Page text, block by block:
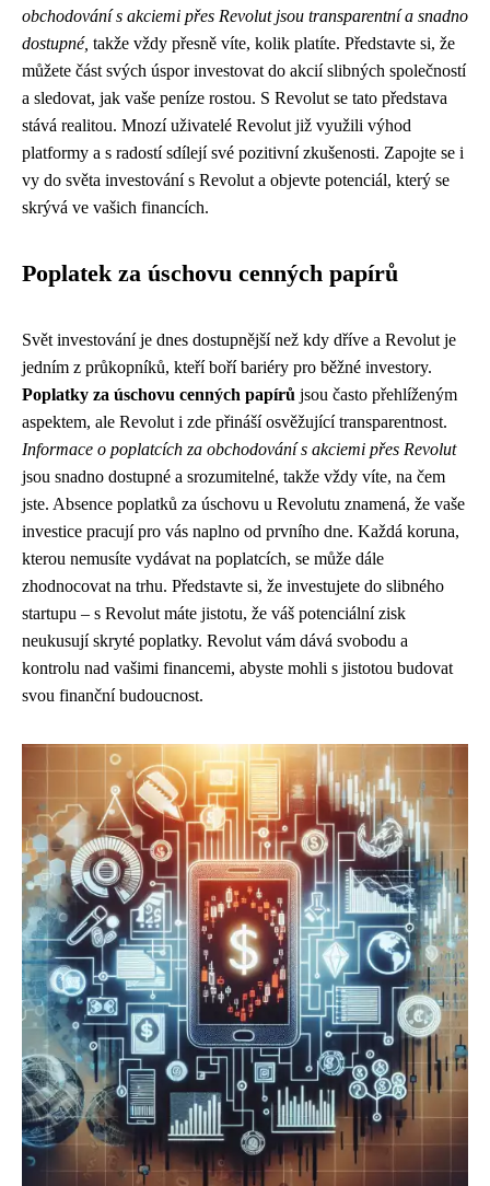
obchodování s akciemi přes Revolut jsou transparentní a snadno
dostupné, takže vždy přesně víte, kolik platíte. Představte si, že
můžete část svých úspor investovat do akcií slibných společností
a sledovat, jak vaše peníze rostou. S Revolut se tato představa
stává realitou. Mnozí uživatelé Revolut již využili výhod
platformy a s radostí sdílejí své pozitivní zkušenosti. Zapojte se i
vy do světa investování s Revolut a objevte potenciál, který se
skrývá ve vašich financích.
Poplatek za úschovu cenných papírů
Svět investování je dnes dostupnější než kdy dříve a Revolut je
jedním z průkopníků, kteří boří bariéry pro běžné investory.
Poplatky za úschovu cenných papírů jsou často přehlíženým
aspektem, ale Revolut i zde přináší osvěžující transparentnost.
Informace o poplatcích za obchodování s akciemi přes Revolut
jsou snadno dostupné a srozumitelné, takže vždy víte, na čem
jste. Absence poplatků za úschovu u Revolutu znamená, že vaše
investice pracují pro vás naplno od prvního dne. Každá koruna,
kterou nemusíte vydávat na poplatcích, se může dále
zhodnocovat na trhu. Představte si, že investujete do slibného
startupu – s Revolut máte jistotu, že váš potenciální zisk
neukusují skryté poplatky. Revolut vám dává svobodu a
kontrolu nad vašimi financemi, abyste mohli s jistotou budovat
svou finanční budoucnost.